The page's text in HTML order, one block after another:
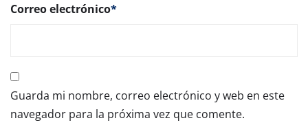
Correo electrónico*
Guarda mi nombre, correo electrónico y web en este
navegador para la próxima vez que comente.